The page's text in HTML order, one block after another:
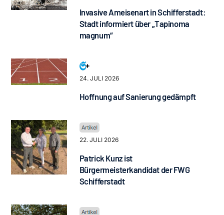
Invasive Ameisenart in Schifferstadt:
Stadt informiert über „Tapinoma
magnum“
24. JULI 2026
Hoffnung auf Sanierung gedämpft
22. JULI 2026
Patrick Kunz ist
Bürgermeisterkandidat der FWG
Schifferstadt